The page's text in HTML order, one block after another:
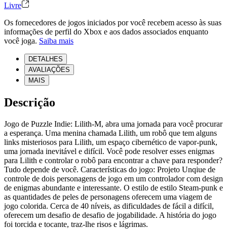
Livre
Os fornecedores de jogos iniciados por você recebem acesso às suas
informações de perfil do Xbox e aos dados associados enquanto
você joga. Saiba mais
DETALHES
AVALIAÇÕES
MAIS
Descrição
Jogo de Puzzle Indie: Lilith-M, abra uma jornada para você procurar
a esperança. Uma menina chamada Lilith, um robô que tem alguns
links misteriosos para Lilith, um espaço cibernético de vapor-punk,
uma jornada inevitável e difícil. Você pode resolver esses enigmas
para Lilith e controlar o robô para encontrar a chave para responder?
Tudo depende de você. Características do jogo: Projeto Unqiue de
controle de dois personagens de jogo em um controlador com design
de enigmas abundante e interessante. O estilo de estilo Steam-punk e
as quantidades de peles de personagens oferecem uma viagem de
jogo colorida. Cerca de 40 níveis, as dificuldades de fácil a difícil,
oferecem um desafio de desafio de jogabilidade. A história do jogo
foi torcida e tocante, traz-lhe risos e lágrimas.